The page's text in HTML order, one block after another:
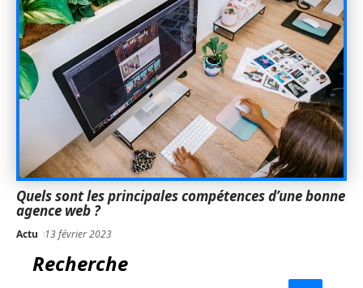
Quels sont les principales compétences d’une bonne
agence web ?
Actu 13 février 2023
Recherche